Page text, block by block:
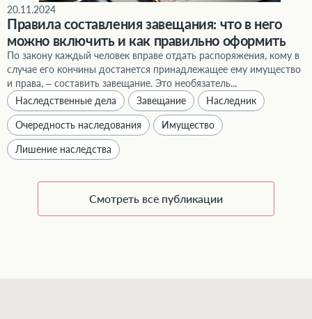
20.11.2024
Правила составления завещания: что в него
можно включить и как правильно оформить
По закону каждый человек вправе отдать распоряжения, кому в
случае его кончины достанется принадлежащее ему имущество
и права, – составить завещание. Это необязатель...
Наследственные дела
Завещание Наследник
Очередность наследования Имущество
Лишение наследства
Смотреть все публикации